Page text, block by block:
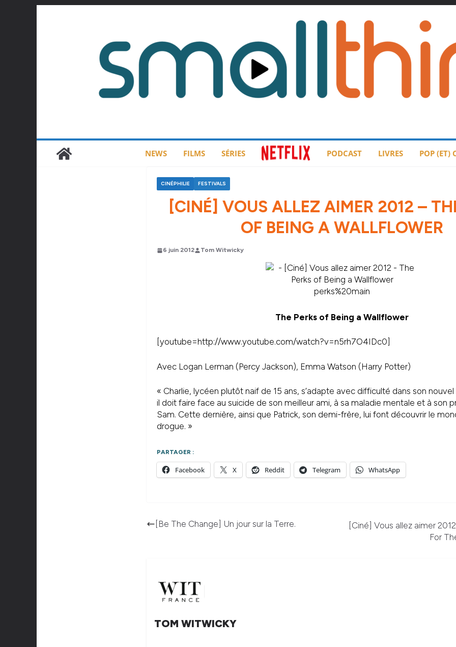
NEWS FILMS SÉRIES PODCAST LIVRES POP (ET)
CINÉPHILIE FESTIVALS
[CINÉ] VOUS ALLEZ AIMER 2012 –
OF BEING A WALLFLOWER
6 juin 2012 Tom Witwicky
The Perks of Being a Wallflower
[youtube=http://www.youtube.com/watch?v=n5rh7O4IDc0]
Avec Logan Lerman (Percy Jackson), Emma Watson (Harry Potter)
« Charlie, lycéen plutôt naif de 15 ans, s’adapte avec difficulté dans son
il doit faire face au suicide de son meilleur ami, à sa maladie mentale et à son
Sam. Cette dernière, ainsi que Patrick, son demi-frère, lui font découvrir le
drogue. »
PARTAGER :
Facebook X Reddit Telegram WhatsApp
[Be The Change] Un jour sur la Terre.
[Ciné] Vous allez aimer
For
TOM WITWICKY